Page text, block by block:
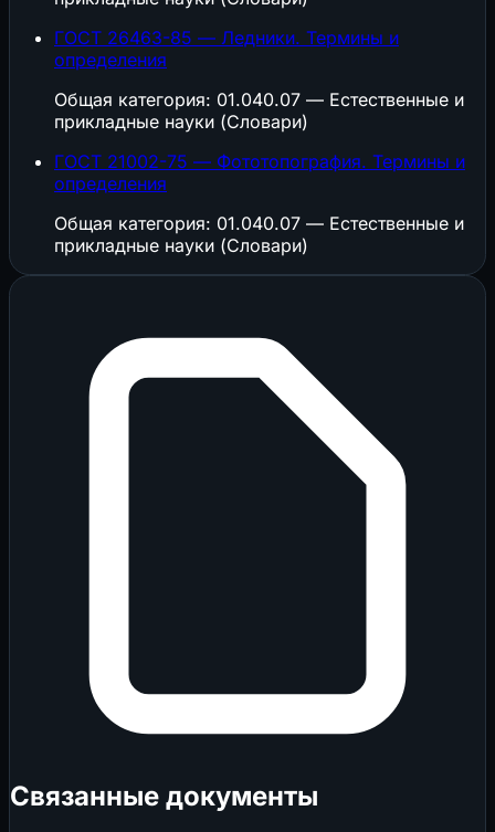
ГОСТ 26463-85 — Ледники. Термины и
определения
Общая категория: 01.040.07 — Естественные и
прикладные науки (Словари)
ГОСТ 21002-75 — Фототопография. Термины и
определения
Общая категория: 01.040.07 — Естественные и
прикладные науки (Словари)
Связанные документы